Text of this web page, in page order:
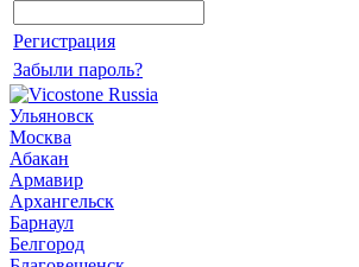
Регистрация
Забыли пароль?
Ульяновск
Москва
Абакан
Армавир
Архангельск
Барнаул
Белгород